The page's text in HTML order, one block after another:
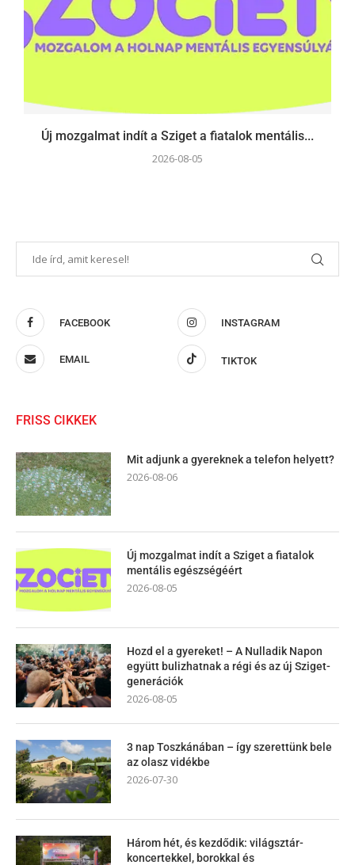
Új mozgalmat indít a Sziget a fiatalok mentális...
2026-08-05
FACEBOOK INSTAGRAM
EMAIL TIKTOK
FRISS CIKKEK
Mit adjunk a gyereknek a telefon helyett?
2026-08-06
Új mozgalmat indít a Sziget a fiatalok
mentális egészségéért
2026-08-05
Hozd el a gyereket! – A Nulladik Napon
együtt bulizhatnak a régi és az új Sziget-
generációk
2026-08-05
3 nap Toszkánában – így szerettünk bele
az olasz vidékbe
2026-07-30
Három hét, és kezdődik: világsztár-
koncertekkel, borokkal és